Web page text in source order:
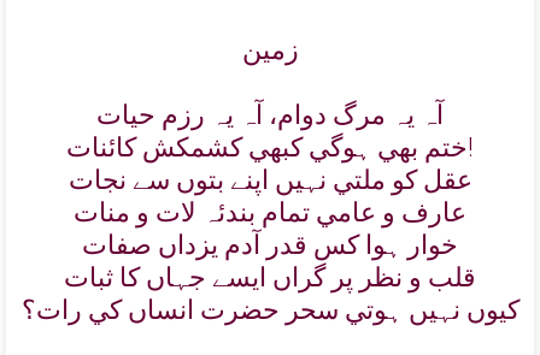
زمين
آہ يہ مرگ دوام، آہ يہ رزم حيات
ختم بھي ہوگي کبھي کشمکش کائنات!
عقل کو ملتي نہيں اپنے بتوں سے نجات
عارف و عامي تمام بندئہ لات و منات
خوار ہوا کس قدر آدم يزداں صفات
قلب و نظر پر گراں ايسے جہاں کا ثبات
کيوں نہيں ہوتي سحر حضرت انساں کي رات؟